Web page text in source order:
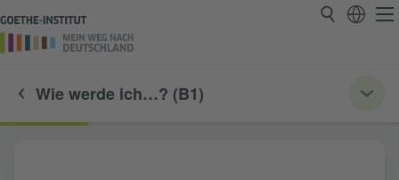
Wie werde ich…? (B1)